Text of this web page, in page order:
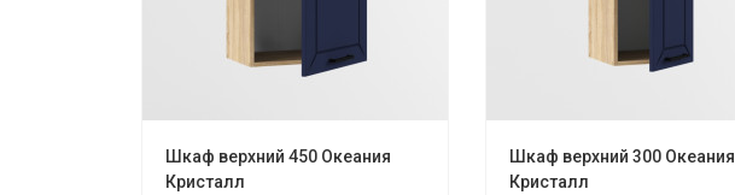
Шкаф верхний 450 Океания
Кристалл
Шкаф верхний 300 Океания
Кристалл